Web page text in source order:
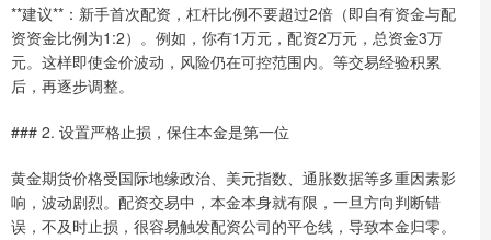
**建议**：新手首次配资，杠杆比例不要超过2倍（即自有资金与配
资资金比例为1:2）。例如，你有1万元，配资2万元，总资金3万
元。这样即使金价波动，风险仍在可控范围内。等交易经验积累
后，再逐步调整。
### 2. 设置严格止损，保住本金是第一位
黄金期货价格受国际地缘政治、美元指数、通胀数据等多重因素影
响，波动剧烈。配资交易中，本金本身就有限，一旦方向判断错
误，不及时止损，很容易触发配资公司的平仓线，导致本金归零。